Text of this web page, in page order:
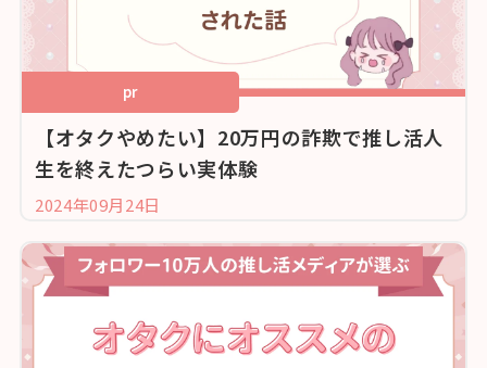
pr
【オタクやめたい】20万円の詐欺で推し活人
生を終えたつらい実体験
2024年09月24日